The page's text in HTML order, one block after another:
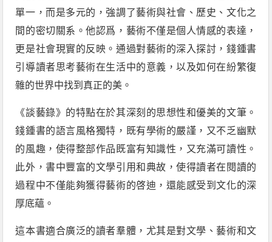
單一，而是多元的，強調了藝術與社會、歷史、文化之
間的密切關系。他認爲，藝術不僅是個人情感的表達，
更是社會現實的反映。通過對藝術的深入探討，錢鍾書
引導讀者思考藝術在生活中的意義，以及如何在紛繁復
雜的世界中找到真正的美。
《談藝錄》的特點在於其深刻的思想性和優美的文筆。
錢鍾書的語言風格獨特，既有學術的嚴謹，又不乏幽默
的風趣，使得整部作品既富有知識性，又充滿可讀性。
此外，書中豐富的文學引用和典故，使得讀者在閱讀的
過程中不僅能夠獲得藝術的啓迪，還能感受到文化的深
厚底蘊。
這本書適合廣泛的讀者羣體，尤其是對文學、藝術和文